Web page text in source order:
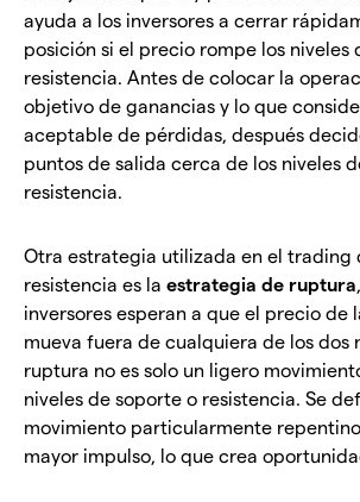
ayuda a los inversores a cerrar
posición si el precio rompe los niveles
resistencia. Antes de colocar la
objetivo de ganancias y lo que
aceptable de pérdidas, después
puntos de salida cerca de los niveles
resistencia.
Otra estrategia utilizada en el trading
resistencia es la estrategia de ruptura
inversores esperan a que el precio de
mueva fuera de cualquiera de los dos
ruptura no es solo un ligero
niveles de soporte o resistencia. Se
movimiento particularmente
mayor impulso, lo que crea